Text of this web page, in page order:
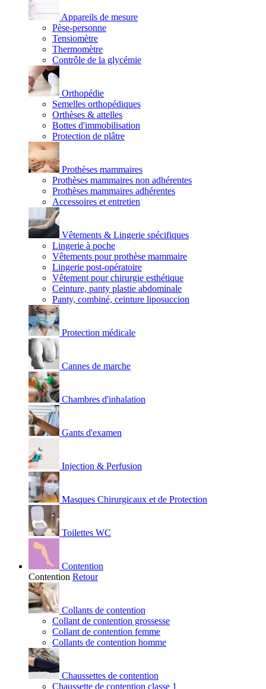
Appareils de mesure
Pèse-personne
Tensiomètre
Thermomètre
Contrôle de la glycémie
Orthopédie
Semelles orthopédiques
Orthèses & attelles
Bottes d'immobilisation
Protection de plâtre
Prothèses mammaires
Prothèses mammaires non adhérentes
Prothèses mammaires adhérentes
Accessoires et entretien
Vêtements & Lingerie spécifiques
Lingerie à poche
Vêtements pour prothèse mammaire
Lingerie post-opératoire
Vêtement pour chirurgie esthétique
Ceinture, panty plastie abdominale
Panty, combiné, ceinture liposuccion
Protection médicale
Cannes de marche
Chambres d'inhalation
Gants d'examen
Injection & Perfusion
Masques Chirurgicaux et de Protection
Toilettes WC
Contention
Contention Retour
Collants de contention
Collant de contention grossesse
Collant de contention femme
Collants de contention homme
Chaussettes de contention
Chaussette de contention classe 1